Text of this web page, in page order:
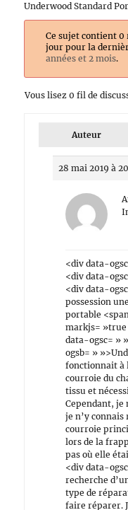
Underwood Standard
Ce sujet contient 0
jour pour la
années et 2 mois.
Vous lisez 0 fil de
Auteur
28 mai 2019 à
<div data-
<div data-
<div data-
possession
portable
markjs= »true
data-ogsc= »
ogsb= »
fonctionnait à
courroie du
tissu et
Cependant, je
je n’y
courroie
lors de la
pas où elle
<div data-
recherche
type de
faire réparer.